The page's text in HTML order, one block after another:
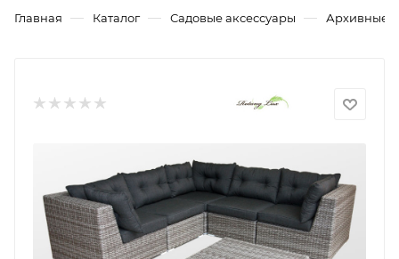
Главная — Каталог — Садовые аксессуары — Архивные